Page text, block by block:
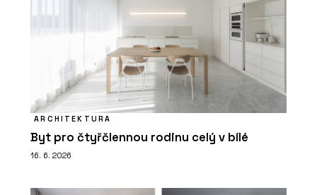
ARCHITEKTURA
Byt pro čtyřčlennou rodinu celý v bílé
16. 6. 2026